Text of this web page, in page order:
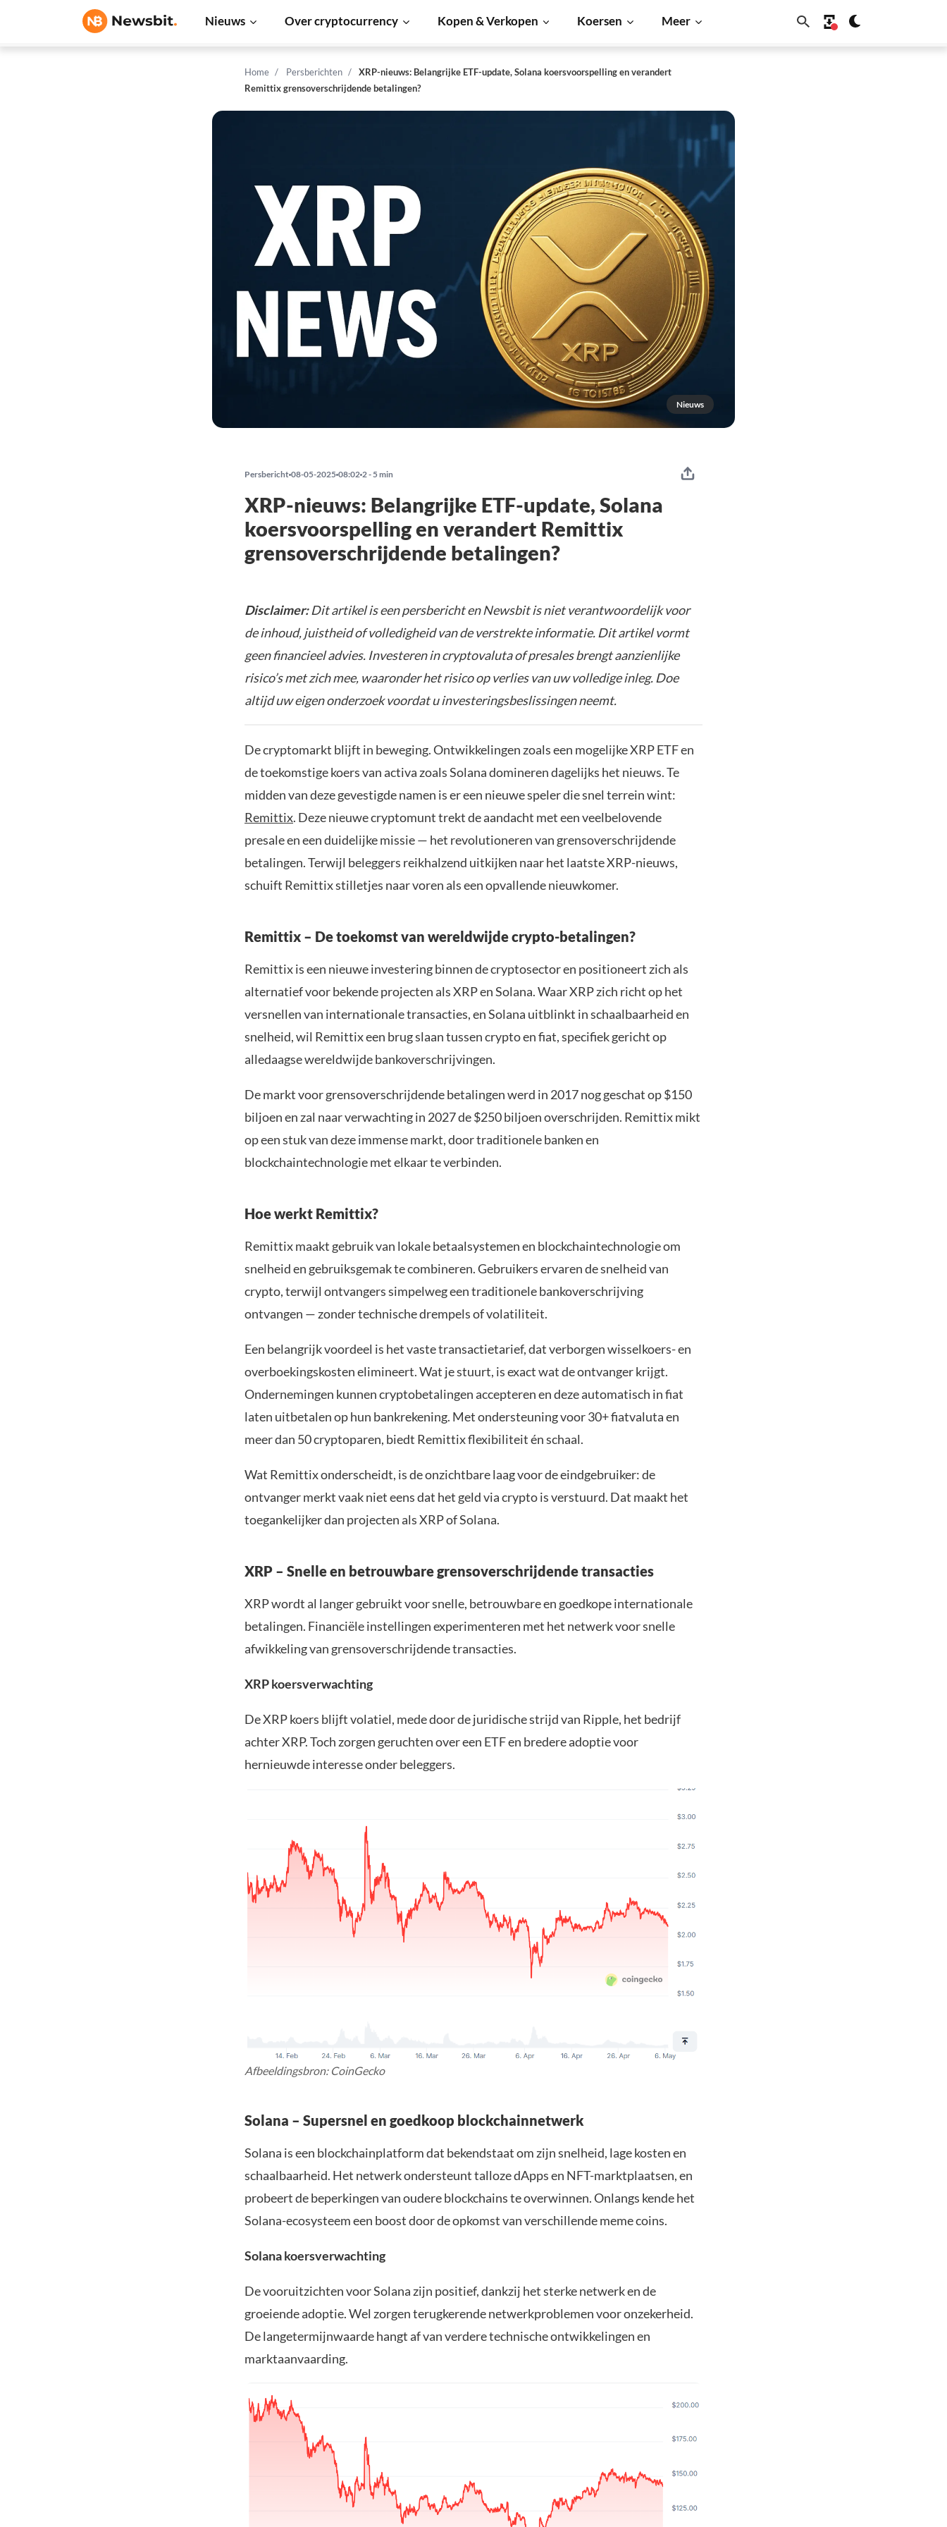
Nieuws Over cryptocurrency Kopen & Verkopen Koersen Meer
Home Persberichten
XRP-nieuws: Belangrijke ETF-update, Solana koersvoorspelling en verandert
Remittix grensoverschrijdende betalingen?
Nieuws
Persbericht 08-05-2025 08:02 2 - 5 min
XRP-nieuws: Belangrijke ETF-update, Solana
koersvoorspelling en verandert Remittix
grensoverschrijdende betalingen?
Disclaimer:Dit artikel is een persbericht en Newsbit is niet verantwoordelijk voor
de inhoud, juistheid of volledigheid van de verstrekte informatie. Dit artikel vormt
geen financieel advies. Investeren in cryptovaluta of presales brengt aanzienlijke
risico’s met zich mee, waaronder het risico op verlies van uw volledige inleg. Doe
altijd uw eigen onderzoek voordat u investeringsbeslissingen neemt.
De cryptomarkt blijft in beweging. Ontwikkelingen zoals een mogelijke XRP ETF en
de toekomstige koers van activa zoals Solana domineren dagelijks het nieuws. Te
midden van deze gevestigde namen is er een nieuwe speler die snel terrein wint:
Remittix. Deze nieuwe cryptomunt trekt de aandacht met een veelbelovende
presale en een duidelijke missie — het revolutioneren van grensoverschrijdende
betalingen. Terwijl beleggers reikhalzend uitkijken naar het laatste XRP-nieuws,
schuift Remittix stilletjes naar voren als een opvallende nieuwkomer.
Remittix – De toekomst van wereldwijde crypto-betalingen?
Remittix is een nieuwe investering binnen de cryptosector en positioneert zich als
alternatief voor bekende projecten als XRP en Solana. Waar XRP zich richt op het
versnellen van internationale transacties, en Solana uitblinkt in schaalbaarheid en
snelheid, wil Remittix een brug slaan tussen crypto en fiat, specifiek gericht op
alledaagse wereldwijde bankoverschrijvingen.
De markt voor grensoverschrijdende betalingen werd in 2017 nog geschat op $150
biljoen en zal naar verwachting in 2027 de $250 biljoen overschrijden. Remittix mikt
op een stuk van deze immense markt, door traditionele banken en
blockchaintechnologie met elkaar te verbinden.
Hoe werkt Remittix?
Remittix maakt gebruik van lokale betaalsystemen en blockchaintechnologie om
snelheid en gebruiksgemak te combineren. Gebruikers ervaren de snelheid van
crypto, terwijl ontvangers simpelweg een traditionele bankoverschrijving
ontvangen — zonder technische drempels of volatiliteit.
Een belangrijk voordeel is het vaste transactietarief, dat verborgen wisselkoers- en
overboekingskosten elimineert. Wat je stuurt, is exact wat de ontvanger krijgt.
Ondernemingen kunnen cryptobetalingen accepteren en deze automatisch in fiat
laten uitbetalen op hun bankrekening. Met ondersteuning voor 30+ fiatvaluta en
meer dan 50 cryptoparen, biedt Remittix flexibiliteit én schaal.
Wat Remittix onderscheidt, is de onzichtbare laag voor de eindgebruiker: de
ontvanger merkt vaak niet eens dat het geld via crypto is verstuurd. Dat maakt het
toegankelijker dan projecten als XRP of Solana.
XRP – Snelle en betrouwbare grensoverschrijdende transacties
XRP wordt al langer gebruikt voor snelle, betrouwbare en goedkope internationale
betalingen. Financiële instellingen experimenteren met het netwerk voor snelle
afwikkeling van grensoverschrijdende transacties.
XRP koersverwachting
De XRP koers blijft volatiel, mede door de juridische strijd van Ripple, het bedrijf
achter XRP. Toch zorgen geruchten over een ETF en bredere adoptie voor
hernieuwde interesse onder beleggers.
Afbeeldingsbron: CoinGecko
Solana – Supersnel en goedkoop blockchainnetwerk
Solana is een blockchainplatform dat bekendstaat om zijn snelheid, lage kosten en
schaalbaarheid. Het netwerk ondersteunt talloze dApps en NFT-marktplaatsen, en
probeert de beperkingen van oudere blockchains te overwinnen. Onlangs kende het
Solana-ecosysteem een boost door de opkomst van verschillende meme coins.
Solana koersverwachting
De vooruitzichten voor Solana zijn positief, dankzij het sterke netwerk en de
groeiende adoptie. Wel zorgen terugkerende netwerkproblemen voor onzekerheid.
De langetermijnwaarde hangt af van verdere technische ontwikkelingen en
marktaanvaarding.